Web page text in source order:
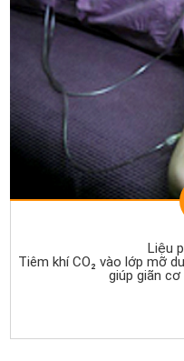
Liệu
Tiêm khí CO₂ vào lớp mỡ
giúp giãn